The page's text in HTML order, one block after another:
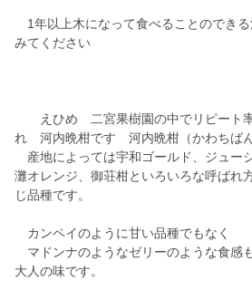
1年以上木になって食べることのでき
みてください
えひめ 二宮果樹園の中でリピート率
れ 河内晩柑です 河内晩柑（かわちばん
産地によっては宇和ゴールド、ジュー
灘オレンジ、御荘柑といろいろな呼ばれ
じ品種です。
カンペイのように甘い品種でもなく
マドンナのようなゼリーのような食感
大人の味です。